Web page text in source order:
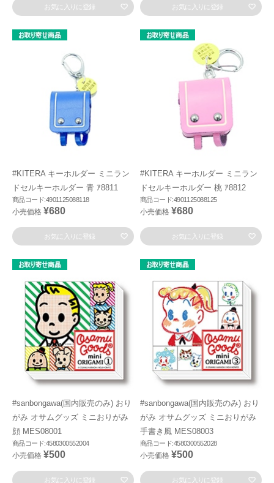
お気に入りに登録 お気に入りに登録
#KITERA キーホルダー ミニラン
ドセルキーホルダー 青 ｱ8811
商品コード:4901125088118
小売価格 ¥680
お気に入りに登録
#KITERA キーホルダー ミニラン
ドセルキーホルダー 桃 ｱ8812
商品コード:4901125088125
小売価格 ¥680
お気に入りに登録
#sanbongawa(国内販売のみ) おり
がみ オサムグッズ ミニおりがみ
顔 MES08001
商品コード:4580300552004
小売価格 ¥500
お気に入りに登録
#sanbongawa(国内販売のみ) おり
がみ オサムグッズ ミニおりがみ
手書き風 MES08003
商品コード:4580300552028
小売価格 ¥500
お気に入りに登録